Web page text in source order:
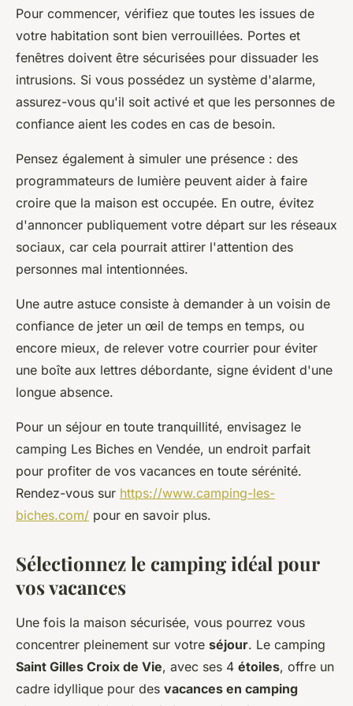
Pour commencer, vérifiez que toutes les issues de
votre habitation sont bien verrouillées. Portes et
fenêtres doivent être sécurisées pour dissuader les
intrusions. Si vous possédez un système d'alarme,
assurez-vous qu'il soit activé et que les personnes de
confiance aient les codes en cas de besoin.
Pensez également à simuler une présence : des
programmateurs de lumière peuvent aider à faire
croire que la maison est occupée. En outre, évitez
d'annoncer publiquement votre départ sur les réseaux
sociaux, car cela pourrait attirer l'attention des
personnes mal intentionnées.
Une autre astuce consiste à demander à un voisin de
confiance de jeter un œil de temps en temps, ou
encore mieux, de relever votre courrier pour éviter
une boîte aux lettres débordante, signe évident d'une
longue absence.
Pour un séjour en toute tranquillité, envisagez le
camping Les Biches en Vendée, un endroit parfait
pour profiter de vos vacances en toute sérénité.
Rendez-vous sur https://www.camping-les-
biches.com/ pour en savoir plus.
Sélectionnez le camping idéal pour
vos vacances
Une fois la maison sécurisée, vous pourrez vous
concentrer pleinement sur votre séjour. Le camping
Saint Gilles Croix de Vie, avec ses 4 étoiles, offre un
cadre idyllique pour des vacances en camping